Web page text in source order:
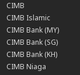
CIMB
CIMB Islamic
CIMB Bank (MY)
CIMB Bank (SG)
CIMB Bank (KH)
CIMB Niaga